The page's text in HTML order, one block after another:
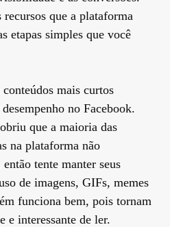
que a plataforma
etapas simples que você
mais curtos
no Facebook.
que a maioria das
na plataforma não
tente manter seus
de imagens, GIFs, memes
funciona bem, pois tornam
e interessante de ler.